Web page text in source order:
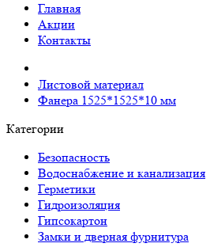
Главная
Акции
Контакты
Листовой материал
Фанера 1525*1525*10 мм
Категории
Безопасность
Водоснабжение и канализация
Герметики
Гидроизоляция
Гипсокартон
Замки и дверная фурнитура